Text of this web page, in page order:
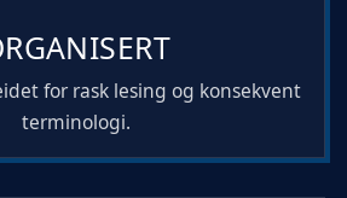
for rask lesing og konsekvent
terminologi.